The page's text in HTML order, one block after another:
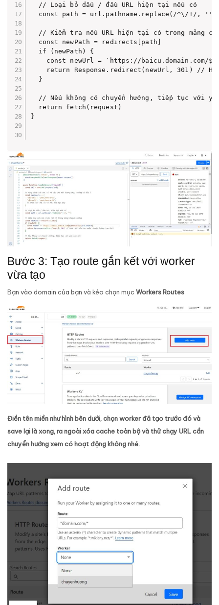
  // Loại bỏ dấu / đầu URL hiện tại nếu có
  const path = url.pathname.replace(/^\/+/, '')
// Kiểm tra nếu URL hiện tại có trong mảng
  const newPath = redirects[path]
  if (newPath) {
const newUrl = `https://baicu.domain.com/
return Response.redirect(newUrl, 301) //
  }
// Nếu không có chuyển hướng, tiếp tục với
  return fetch(request)
}
Bước 3: Tạo route gắn kết với worker
vừa tạo
Bạn vào domain của bạn và kéo chọn mục Workers Routes
Điền tên miền như hình bên dưới, chọn worker đã tạo trước đó và
save lại là xong, ra ngoài xóa cache toàn bộ và thử chạy URL cần
chuyển hướng xem có hoạt động không nhé.